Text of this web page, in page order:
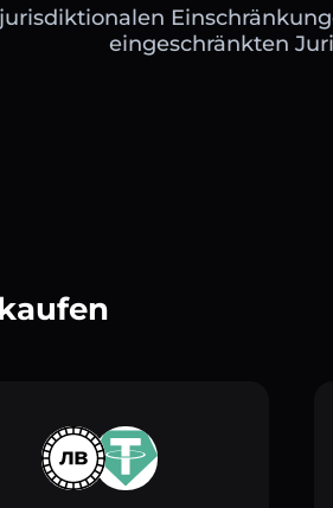
eingeschränkten